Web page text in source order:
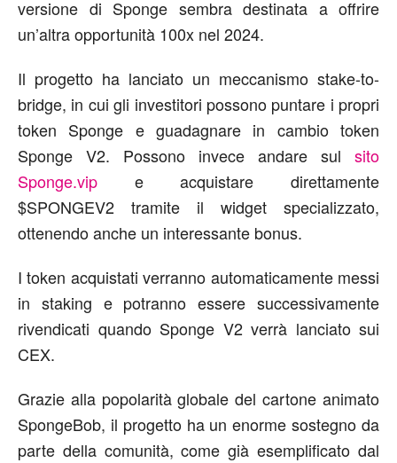
versione di Sponge sembra destinata a offrire
un’altra opportunità 100x nel 2024.
Il progetto ha lanciato un meccanismo stake-to-
bridge, in cui gli investitori possono puntare i propri
token Sponge e guadagnare in cambio token
Sponge V2. Possono invece andare sul sito
Sponge.vip e acquistare direttamente
$SPONGEV2 tramite il widget specializzato,
ottenendo anche un interessante bonus.
I token acquistati verranno automaticamente messi
in staking e potranno essere successivamente
rivendicati quando Sponge V2 verrà lanciato sui
CEX.
Grazie alla popolarità globale del cartone animato
SpongeBob, il progetto ha un enorme sostegno da
parte della comunità, come già esemplificato dal